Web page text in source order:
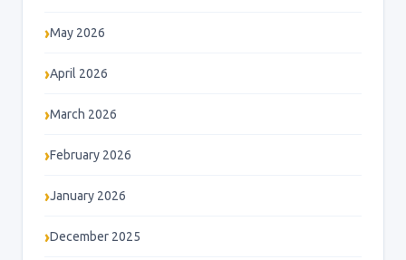
May 2026
April 2026
March 2026
February 2026
January 2026
December 2025